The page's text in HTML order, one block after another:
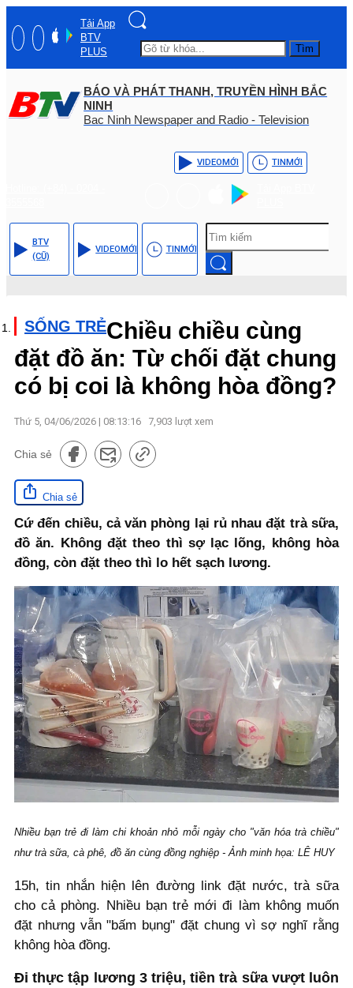
Tải App
BTV
PLUS
Tìm
BÁO VÀ PHÁT THANH, TRUYỀN HÌNH BẮC
NINH
Bac Ninh Newspaper and Radio - Television
VIDEOMỚI TINMỚI
BTV
(CŨ)
VIDEOMỚI TINMỚI
SỐNG TRẺChiều chiều cùng
đặt đồ ăn: Từ chối đặt chung
có bị coi là không hòa đồng?
Thứ 5, 04/06/2026 | 08:13:16 7,903 lượt xem
Chia sẻ
Chia sẻ
Cứ đến chiều, cả văn phòng lại rủ nhau đặt trà sữa,
đồ ăn. Không đặt theo thì sợ lạc lõng, không hòa
đồng, còn đặt theo thì lo hết sạch lương.
Nhiều bạn trẻ đi làm chi khoản nhỏ mỗi ngày cho "văn hóa trà chiều"
như trà sữa, cà phê, đồ ăn cùng đồng nghiệp - Ảnh minh họa: LÊ HUY
15h, tin nhắn hiện lên đường link đặt nước, trà sữa
cho cả phòng. Nhiều bạn trẻ mới đi làm không muốn
đặt nhưng vẫn "bấm bụng" đặt chung vì sợ nghĩ rằng
không hòa đồng.
Đi thực tập lương 3 triệu, tiền trà sữa vượt luôn